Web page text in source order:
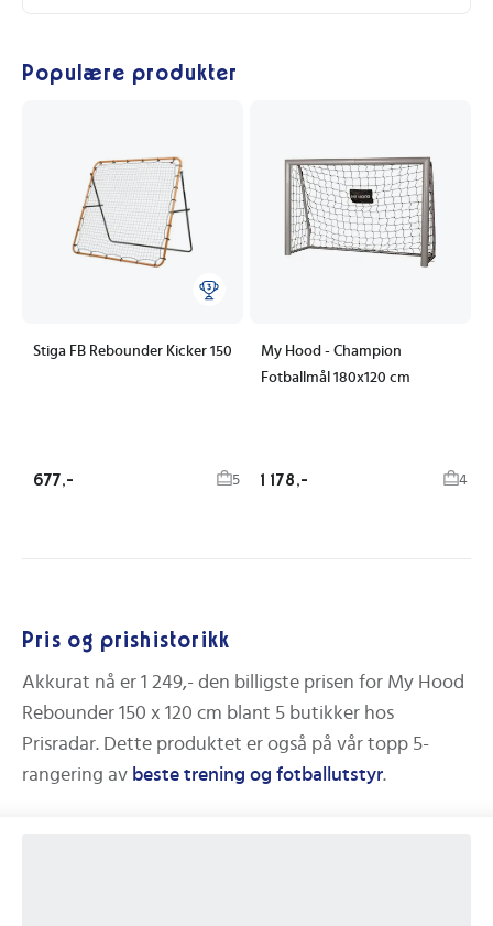
Populære produkter
Stiga FB Rebounder Kicker 150
677,- 5
My Hood - Champion
Fotballmål 180x120 cm
1 178,- 4
Pris og prishistorikk
Akkurat nå er 1 249,- den billigste prisen for My Hood
Rebounder 150 x 120 cm blant 5 butikker hos
Prisradar. Dette produktet er også på vår topp 5-
rangering av beste trening og fotballutstyr.